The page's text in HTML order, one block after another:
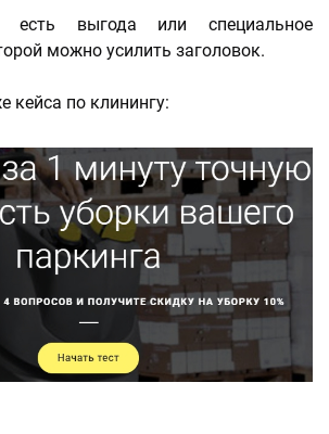
есть выгода или специальное
можно усилить заголовок.
кейса по клинингу: